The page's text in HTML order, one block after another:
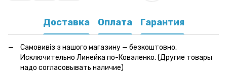
Доставка Оплата Гарантия
Самовивіз з нашого магазину — безкоштовно.
Исключительно Линейка по-Коваленко. (Другие товары
надо согласовывать наличие)